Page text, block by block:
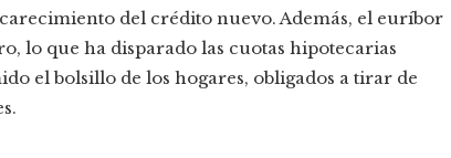
del crédito nuevo. Además, el euríbor
lo que ha disparado las cuotas hipotecarias
el bolsillo de los hogares, obligados a tirar de